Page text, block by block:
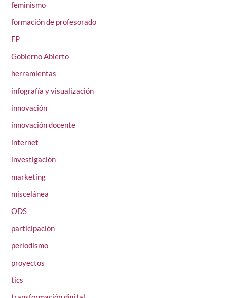
feminismo
formación de profesorado
FP
Gobierno Abierto
herramientas
infografía y visualización
innovación
innovación docente
internet
investigación
marketing
miscelánea
ODS
participación
periodismo
proyectos
tics